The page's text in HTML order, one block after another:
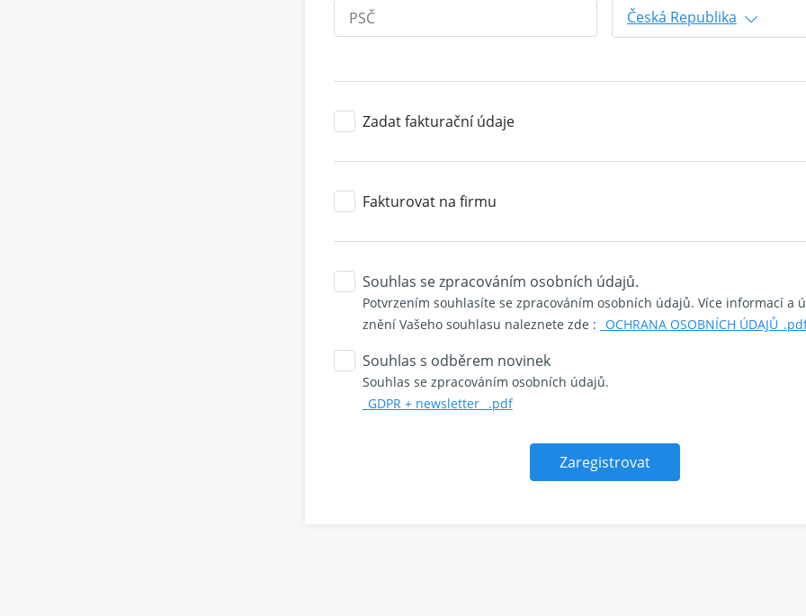
Česká Republika
Zadat fakturační údaje
Fakturovat na firmu
Souhlas se zpracováním osobních údajů.
Potvrzením souhlasíte se zpracováním osobních údajů. Více informací a
znění Vašeho souhlasu naleznete zde : _OCHRANA OSOBNÍCH
Souhlas s odběrem novinek
Souhlas se zpracováním osobních údajů.
_GDPR + newsletter_ .pdf